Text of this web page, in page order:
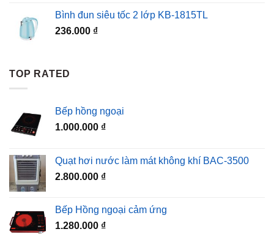
Bình đun siêu tốc 2 lớp KB-1815TL
236.000 ₫
TOP RATED
Bếp hồng ngoại
1.000.000 ₫
Quạt hơi nước làm mát không khí BAC-3500
2.800.000 ₫
Bếp Hồng ngoại cảm ứng
1.280.000 ₫